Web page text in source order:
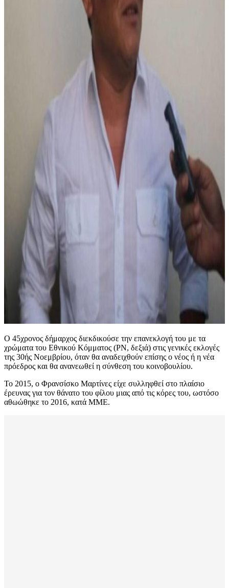
Ο 45χρονος δήμαρχος διεκδικούσε την επανεκλογή του με τα
χρώματα του Εθνικού Κόμματος (PN, δεξιά) στις γενικές εκλογές
της 30ής Νοεμβρίου, όταν θα αναδειχθούν επίσης ο νέος ή η νέα
πρόεδρος και θα ανανεωθεί η σύνθεση του κοινοβουλίου.
Το 2015, ο Φρανσίσκο Μαρτίνες είχε συλληφθεί στο πλαίσιο
έρευνας για τον θάνατο του φίλου μιας από τις κόρες του, ωστόσο
αθωώθηκε το 2016, κατά ΜΜΕ.